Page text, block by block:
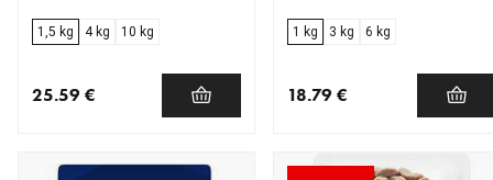
1,5 kg 4 kg 10 kg
25.59 €
1 kg 3 kg 6 kg
18.79 €